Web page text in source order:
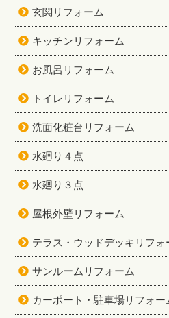
玄関リフォーム
キッチンリフォーム
お風呂リフォーム
トイレリフォーム
洗面化粧台リフォーム
水廻り４点
水廻り３点
屋根外壁リフォーム
テラス・ウッドデッキリフォ
サンルームリフォーム
カーポート・駐車場リフォー